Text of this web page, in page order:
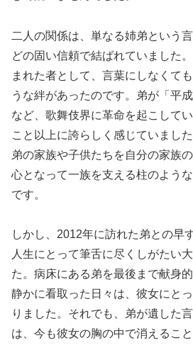
二人の関係は、単なる姉弟という
どの固い信頼で結ばれていました
まれた者として、言葉にしなくて
うな絆があったのです。弟が「平
など、歌舞伎界に革命を起こして
こと以上に誇らしく感じていまし
弟の家族や子供たちを自分の家族
心となって一族を支える柱のよう
です。
しかし、2012年に訪れた弟との早
人生にとって筆舌に尽くしがたい
た。病床にある弟を最後まで献身
静かに看取った日々は、彼女にと
りました。それでも、弟が遺した
は、今も彼女の胸の中で消えるこ